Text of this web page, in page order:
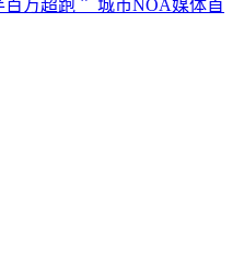
万超跑＂ 城市NOA媒体首